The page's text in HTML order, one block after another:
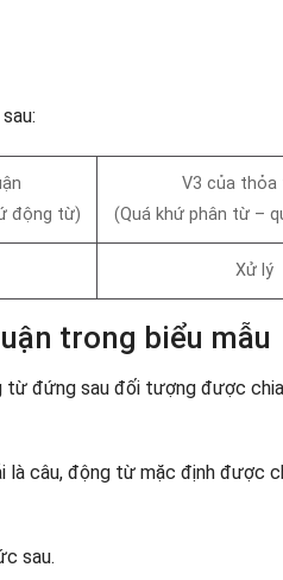
động từ)
V3 của thỏa
(Quá khứ phân từ –
Xử lý
trong biểu mẫu
đứng sau đối tượng được
là câu, động từ mặc định được
sau.